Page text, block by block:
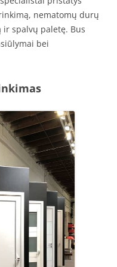
nematomų durų
spalvų paletę. Bus
bei